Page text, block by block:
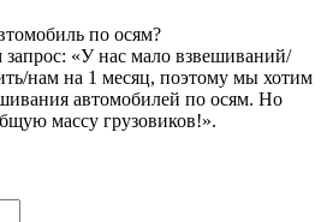
по осям?
«У нас мало взвешиваний/
нам на 1 месяц, поэтому мы хотим
автомобилей по осям. Но
массу грузовиков!».